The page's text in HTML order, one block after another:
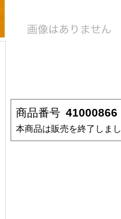
商品番号 41000866
本商品は販売を終了しま